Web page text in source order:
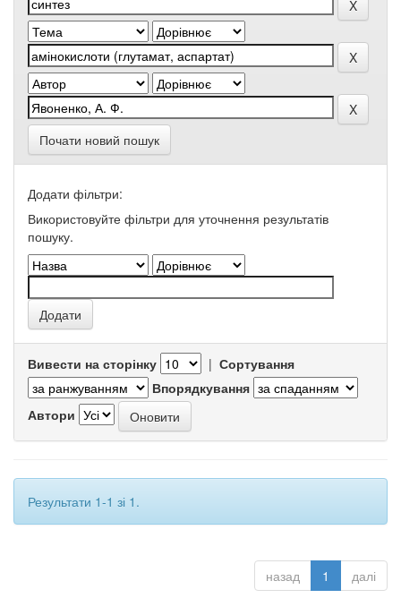
Почати новий пошук
Додати фільтри:
Використовуйте фільтри для уточнення результатів
пошуку.
Вивести на сторінку | Сортування
Впорядкування
Автори
Результати 1-1 зі 1.
назад 1 далі